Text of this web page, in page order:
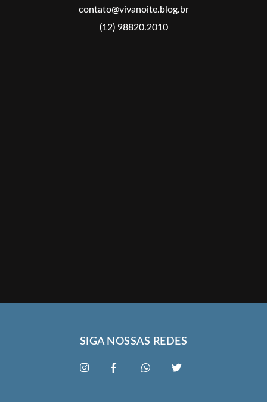
contato@vivanoite.blog.br
(12) 98820.2010
SIGA NOSSAS REDES